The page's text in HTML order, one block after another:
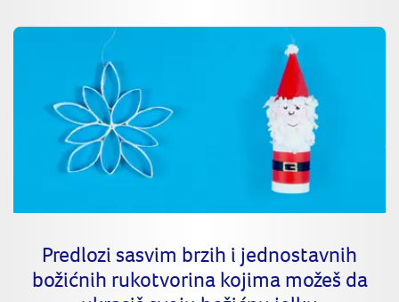
Predlozi sasvim brzih i jednostavnih
božićnih rukotvorina kojima možeš da